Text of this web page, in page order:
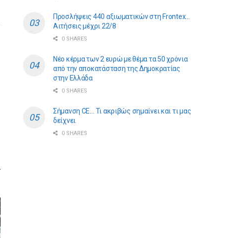
Προσλήψεις 440 αξιωματικών στη Frontex…
Αιτήσεις μέχρι 22/8
0 SHARES
Νέο κέρμα των 2 ευρώ με θέμα τα 50 χρόνια
από την αποκατάσταση της Δημοκρατίας
στην Ελλάδα
0 SHARES
Σήμανση CE… Τι ακριβώς σημαίνει και τι μας
δείχνει
0 SHARES